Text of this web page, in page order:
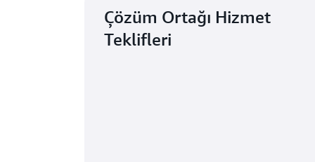
Çözüm Ortağı Hizmet
Teklifleri